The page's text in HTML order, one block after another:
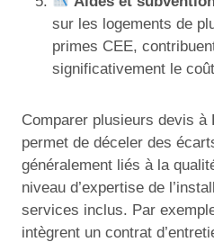
sur les logements de
primes CEE,
significativement le
Comparer plusieurs devis à
permet de déceler des
généralement liés à la
niveau d’expertise de
services inclus. Par
intègrent un contrat